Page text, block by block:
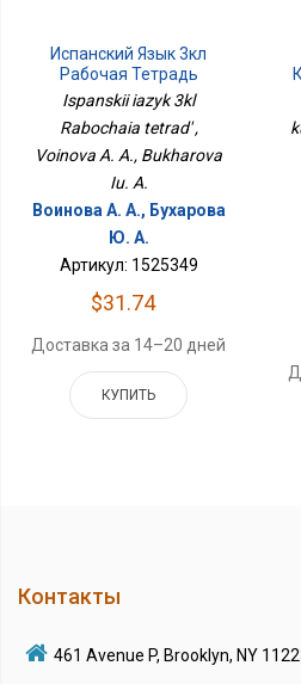
Испанский Язык 3кл
Рабочая Тетрадь
Ispanskii iazyk 3kl
Rabochaia tetrad' ,
Voinova A. A., Bukharova
Iu. A.
Воинова А. А., Бухарова
Ю. А.
Артикул: 1525349
$31.74
Доставка за 14–20 дней
КУПИТЬ
Контакты
461 Avenue P, Brooklyn, NY